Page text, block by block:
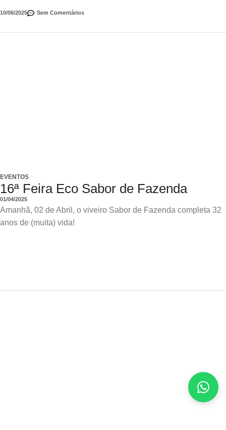
10/06/2025 Sem Comentários
EVENTOS
16ª Feira Eco Sabor de Fazenda
01/04/2025
Amanhã, 02 de Abril, o viveiro Sabor de Fazenda completa 32
anos de (muita) vida!